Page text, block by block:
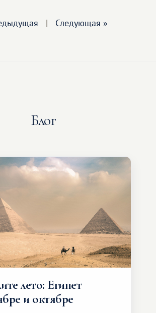
| Следующая »
Блог
лето: Египет
и октябре